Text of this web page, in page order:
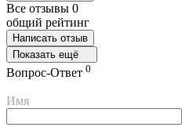
Все отзывы 0
общий рейтинг
Написать отзыв
Показать ещё
Вопрос-Ответ 0
Имя